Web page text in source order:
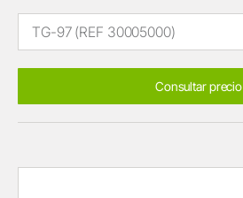
TG-97 (REF 30005000)
Consultar precio